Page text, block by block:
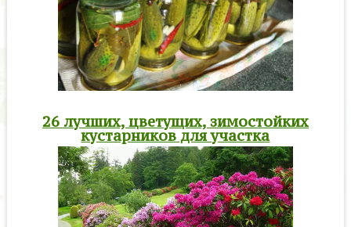
26 лучших, цветущих, зимостойких
кустарников для участка